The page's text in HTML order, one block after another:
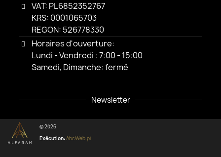
VAT: PL6852352767
KRS: 0001065703
REGON: 526778330
Horaires d'ouverture:
Lundi - Vendredi : 7:00 - 15:00
Samedi, Dimanche: fermé
Newsletter
© 2026
Exécution:AbcWeb.pl